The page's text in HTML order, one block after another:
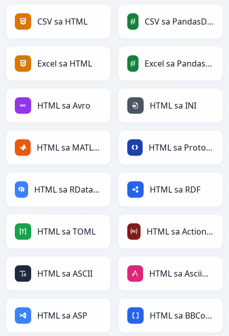
CSV sa HTML CSV sa PandasDataFrame
Excel sa HTML Excel sa PandasDataFrame
HTML sa Avro HTML sa INI
HTML sa MATLAB HTML sa Protobuf
HTML sa RDataFrame HTML sa RDF
HTML sa TOML HTML sa ActionScript
HTML sa ASCII HTML sa AsciiDoc
HTML sa ASP HTML sa BBCode